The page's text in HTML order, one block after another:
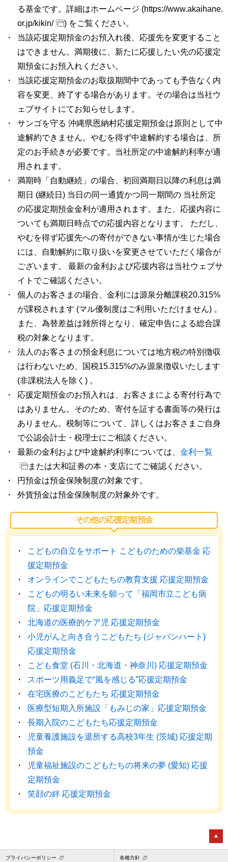
る基金です。詳細はホームページ (https://www.akaihane.
or.jp/kikin/
) をご覧ください。
当該応援定期預金のお預入れ後、応援先を変更すること
はできません。満期後に、新たに応援したい先の応援定
期預金にお預入れください。
当該応援定期預金のお取扱期間中であっても予告なく内
容を変更、終了する場合があります。その場合は当社ウ
ェブサイトにてお知らせします。
サンゴを守る 沖縄県恩納村応援定期預金は原則として中
途解約できません。やむを得ず中途解約する場合は、所
定のお手続きが必要です。当社所定の中途解約利率が適
用されます。
満期時「自動継続」の場合、初回満期日以降の利息は満
期日 (継続日) 当日の同一通貨かつ同一期間の 当社所定
の応援定期預金金利が適用されます。また、応援内容に
ついても満期日時点での応援内容となります。 ただし、
やむを得ず応援先への寄付ができない事情が生じた場合
には、自動解約に取り扱いを変更させていただく場合が
ございます。 最新の金利および応援内容は当社ウェブサ
イトでご確認ください。
個人のお客さまの場合、金利には源泉分離課税20.315%
が課税されます (マル優制度はご利用いただけません) 。
また、為替差益は雑所得となり、確定申告による総合課
税の対象となります。
法人のお客さまの預金利息については地方税の特別徴収
は行わないため、国税15.315%のみ源泉徴収いたします
(非課税法人を除く) 。
応援定期預金のお預入れは、お客さまによる寄付行為で
はありません。そのため、寄付を証する書面等の発行は
ありません。税制等について、詳しくはお客さまご自身
で公認会計士・税理士にご相談ください。
最新の金利および中途解約利率については、 金利一覧
または大和証券の本・支店にてご確認ください。
円預金は預金保険制度の対象です。
外貨預金は預金保険制度の対象外です。
その他の応援定期預金
こどもの自立をサポート こどものための柴基金 応
援定期預金
オンラインでこどもたちの教育支援 応援定期預金
こどもの明るい未来を願って「福岡市立こども病
院」応援定期預金
北海道の医療的ケア児 応援定期預金
小児がんと向き合うこどもたち (ジャパンハート)
応援定期預金
こども食堂 (石川・北海道・神奈川) 応援定期預金
スポーツ用義足で“風を感じる”応援定期預金
在宅医療のこどもたち 応援定期預金
医療型短期入所施設「もみじの家」応援定期預金
長期入院のこどもたち応援定期預金
児童養護施設を退所する高校3年生 (茨城) 応援定期
預金
児童福祉施設のこどもたちの将来の夢 (愛知) 応援
定期預金
笑顔の絆 応援定期預金
プライバシーポリシー 各種方針